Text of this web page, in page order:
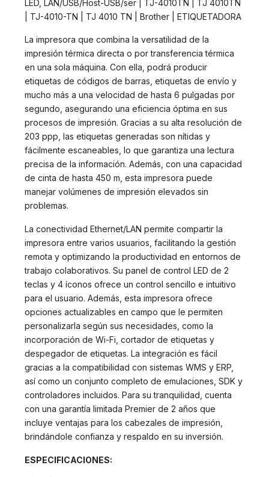
LED, LAN/USB/Host-USB/ser | TJ-4010TN | TJ 4010TN
| TJ-4010-TN | TJ 4010 TN | Brother | ETIQUETADORA
La impresora que combina la versatilidad de la
impresión térmica directa o por transferencia térmica
en una sola máquina. Con ella, podrá producir
etiquetas de códigos de barras, etiquetas de envío y
mucho más a una velocidad de hasta 6 pulgadas por
segundo, asegurando una eficiencia óptima en sus
procesos de impresión. Gracias a su alta resolución de
203 ppp, las etiquetas generadas son nítidas y
fácilmente escaneables, lo que garantiza una lectura
precisa de la información. Además, con una capacidad
de cinta de hasta 450 m, esta impresora puede
manejar volúmenes de impresión elevados sin
problemas.
La conectividad Ethernet/LAN permite compartir la
impresora entre varios usuarios, facilitando la gestión
remota y optimizando la productividad en entornos de
trabajo colaborativos. Su panel de control LED de 2
teclas y 4 íconos ofrece un control sencillo e intuitivo
para el usuario. Además, esta impresora ofrece
opciones actualizables en campo que le permiten
personalizarla según sus necesidades, como la
incorporación de Wi-Fi, cortador de etiquetas y
despegador de etiquetas. La integración es fácil
gracias a la compatibilidad con sistemas WMS y ERP,
así como un conjunto completo de emulaciones, SDK y
controladores incluidos. Para su tranquilidad, cuenta
con una garantía limitada Premier de 2 años que
incluye ventajas para los cabezales de impresión,
brindándole confianza y respaldo en su inversión.
ESPECIFICACIONES: